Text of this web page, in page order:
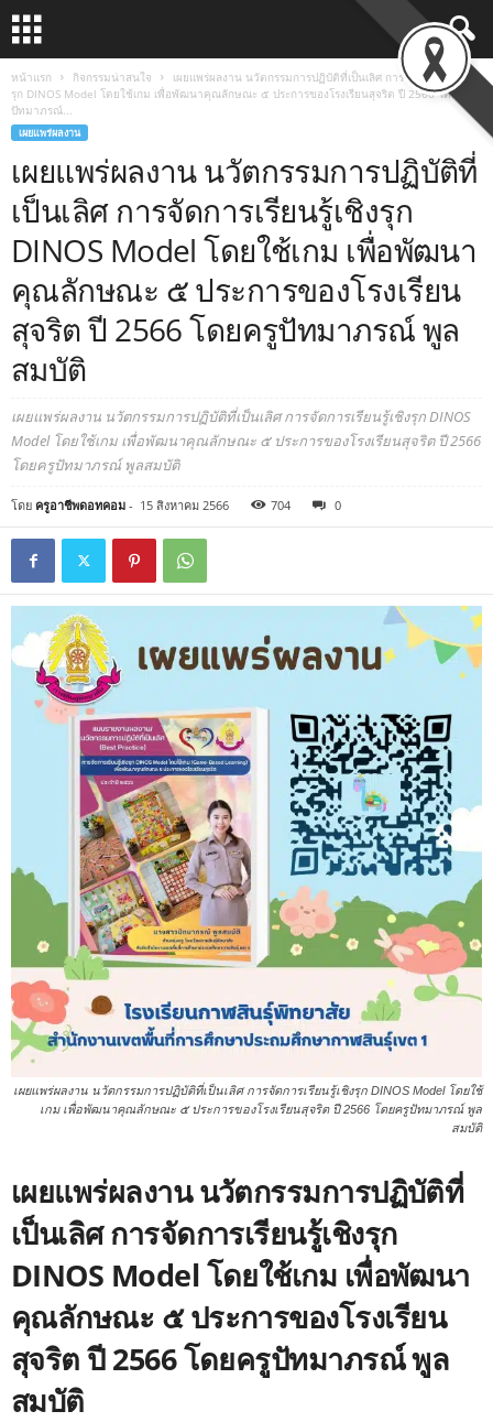
หน้าแรก กิจกรรมน่าสนใจ
เผยแพร่ผลงาน นวัตกรรมการปฏิบัติที่เป็นเลิศ การจัดการเรียนรู้เชิง
รุก DINOS Model โดยใช้เกม เพื่อพัฒนาคุณลักษณะ ๕ ประการของโรงเรียนสุจริต ปี 2566 โดยครู
ปัทมาภรณ์...
เผยแพร่ผลงาน
เผยแพร่ผลงาน นวัตกรรมการปฏิบัติที่
เป็นเลิศ การจัดการเรียนรู้เชิงรุก
DINOS Model โดยใช้เกม เพื่อพัฒนา
คุณลักษณะ ๕ ประการของโรงเรียน
สุจริต ปี 2566 โดยครูปัทมาภรณ์ พูล
สมบัติ
เผยแพร่ผลงาน นวัตกรรมการปฏิบัติที่เป็นเลิศ การจัดการเรียนรู้เชิงรุก DINOS
Model โดยใช้เกม เพื่อพัฒนาคุณลักษณะ ๕ ประการของโรงเรียนสุจริต ปี 2566
โดยครูปัทมาภรณ์ พูลสมบัติ
โดย ครูอาชีพดอทคอม - 15 สิงหาคม 2566 704 0
เผยแพร่ผลงาน นวัตกรรมการปฏิบัติที่เป็นเลิศ การจัดการเรียนรู้เชิงรุก DINOS Model โดยใช้
เกม เพื่อพัฒนาคุณลักษณะ ๕ ประการของโรงเรียนสุจริต ปี 2566 โดยครูปัทมาภรณ์ พูล
สมบัติ
เผยแพร่ผลงาน นวัตกรรมการปฏิบัติที่
เป็นเลิศ การจัดการเรียนรู้เชิงรุก
DINOS Model โดยใช้เกม เพื่อพัฒนา
คุณลักษณะ ๕ ประการของโรงเรียน
สุจริต ปี 2566 โดยครูปัทมาภรณ์ พูล
สมบัติ